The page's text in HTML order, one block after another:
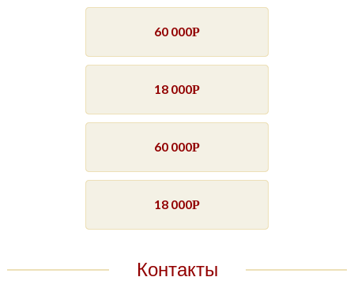
60 000Р
18 000Р
60 000Р
18 000Р
Контакты